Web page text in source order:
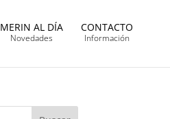
MERIN AL DÍA
Novedades
CONTACTO
Información